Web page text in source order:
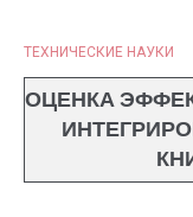
ТЕХНИЧЕСКИЕ НАУКИ
ОЦЕНКА